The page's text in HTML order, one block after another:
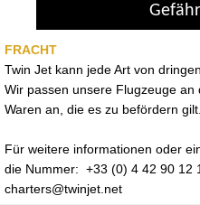
FRACHT
Twin Jet kann jede Art von
Wir passen unsere Flugzeuge
Waren an, die es zu befördern gilt.
Für weitere informationen oder
die Nummer: +33 (0) 4 42 90 12
charters@twinjet.net